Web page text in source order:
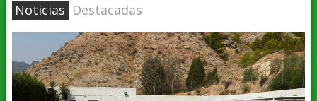
Noticias Destacadas